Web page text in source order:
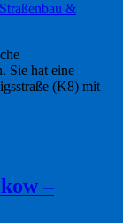
Straßenbau &
Sie hat eine
(K8) mit
–